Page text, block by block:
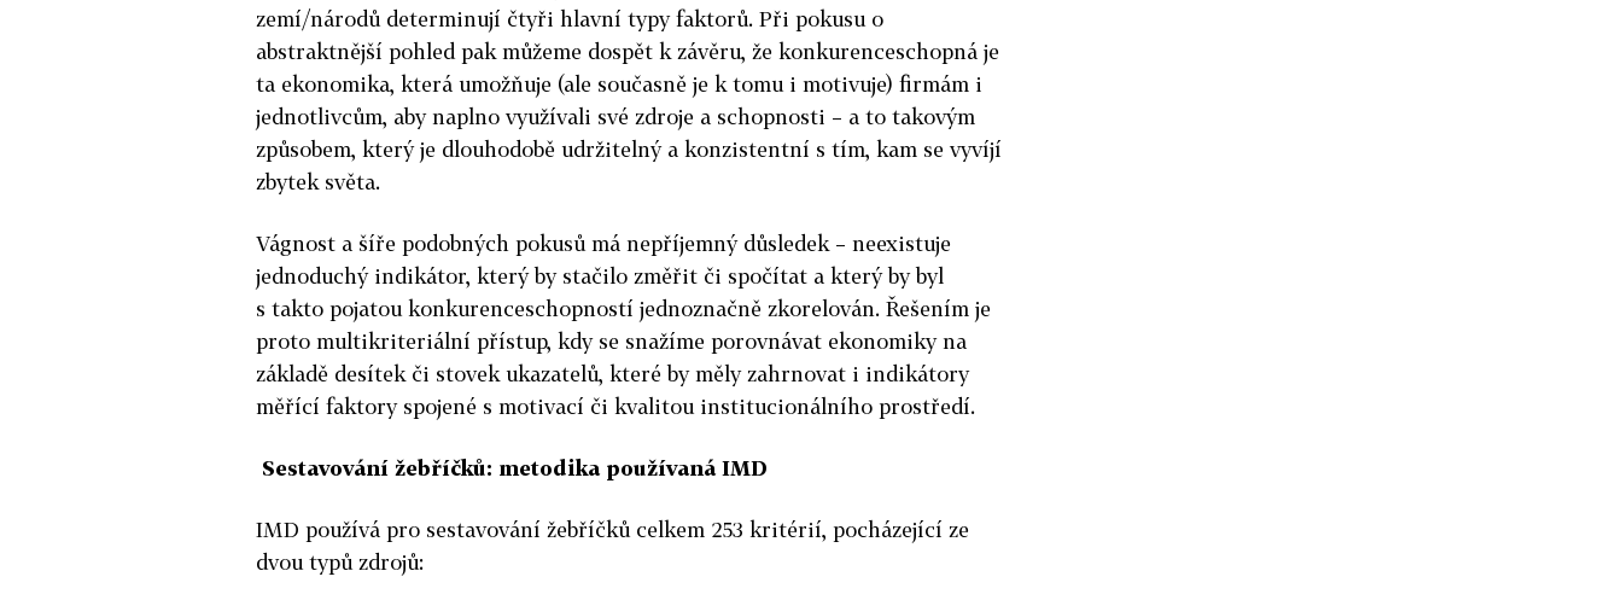
zemí/národů determinují čtyři hlavní typy faktorů. Při pokusu o
abstraktnější pohled pak můžeme dospět k závěru, že konkurenceschopná je
ta ekonomika, která umožňuje (ale současně je k tomu i motivuje) firmám i
jednotlivcům, aby naplno využívali své zdroje a schopnosti – a to takovým
způsobem, který je dlouhodobě udržitelný a konzistentní s tím, kam se vyvíjí
zbytek světa.
Vágnost a šíře podobných pokusů má nepříjemný důsledek – neexistuje
jednoduchý indikátor, který by stačilo změřit či spočítat a který by byl
s takto pojatou konkurenceschopností jednoznačně zkorelován. Řešením je
proto multikriteriální přístup, kdy se snažíme porovnávat ekonomiky na
základě desítek či stovek ukazatelů, které by měly zahrnovat i indikátory
měřící faktory spojené s motivací či kvalitou institucionálního prostředí.
Sestavování žebříčků: metodika používaná IMD
IMD používá pro sestavování žebříčků celkem 253 kritérií, pocházející ze
dvou typů zdrojů: